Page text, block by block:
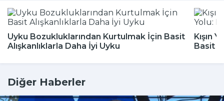
Uyku Bozukluklarından Kurtulmak İçin Basit
Alışkanlıklarla Daha İyi Uyku
Kışın
Basit
Diğer Haberler